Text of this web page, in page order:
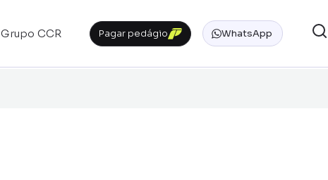
Grupo CCR Pagar pedágio WhatsApp